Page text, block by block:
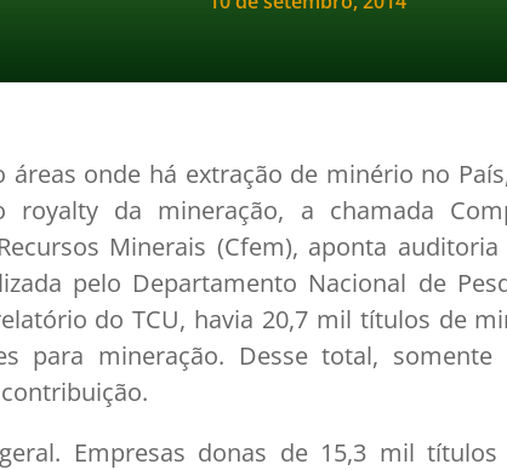
áreas onde há extração de minério no
royalty da mineração, a chamada
Minerais (Cfem), aponta
pelo Departamento Nacional de
do TCU, havia 20,7 mil títulos de
para mineração. Desse total,
Empresas donas de 15,3 mil